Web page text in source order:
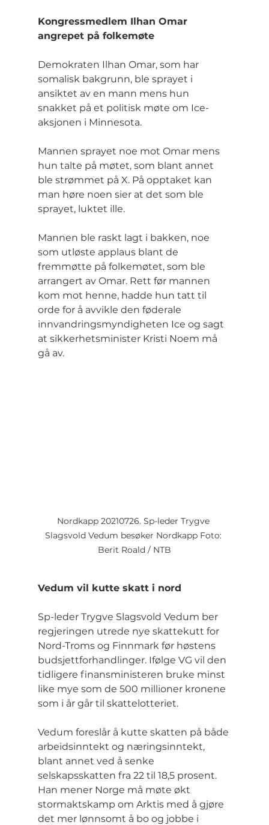
Kongressmedlem Ilhan Omar
angrepet på folkemøte
Demokraten Ilhan Omar, som har
somalisk bakgrunn, ble sprayet i
ansiktet av en mann mens hun
snakket på et politisk møte om Ice-
aksjonen i Minnesota.
Mannen sprayet noe mot Omar mens
hun talte på møtet, som blant annet
ble strømmet på X. På opptaket kan
man høre noen sier at det som ble
sprayet, luktet ille.
Mannen ble raskt lagt i bakken, noe
som utløste applaus blant de
fremmøtte på folkemøtet, som ble
arrangert av Omar. Rett før mannen
kom mot henne, hadde hun tatt til
orde for å avvikle den føderale
innvandringsmyndigheten Ice og sagt
at sikkerhetsminister Kristi Noem må
gå av.
Nordkapp 20210726. Sp-leder Trygve
Slagsvold Vedum besøker Nordkapp Foto:
Berit Roald / NTB
Vedum vil kutte skatt i nord
Sp-leder Trygve Slagsvold Vedum ber
regjeringen utrede nye skattekutt for
Nord-Troms og Finnmark før høstens
budsjettforhandlinger. Ifølge VG vil den
tidligere finansministeren bruke minst
like mye som de 500 millioner kronene
som i år går til skattelotteriet.
Vedum foreslår å kutte skatten på både
arbeidsinntekt og næringsinntekt,
blant annet ved å senke
selskapsskatten fra 22 til 18,5 prosent.
Han mener Norge må møte økt
stormaktskamp om Arktis med å gjøre
det mer lønnsomt å bo og jobbe i